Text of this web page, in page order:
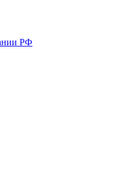
РФ